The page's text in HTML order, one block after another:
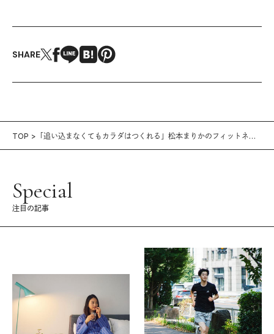
SHARE
TOP
「追い込まなくてもカラダはつくれる」松本まりかのフィットネス
Special
注目の記事